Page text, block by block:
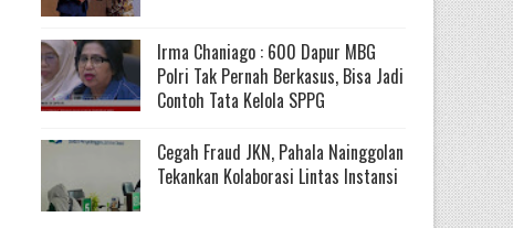
Irma Chaniago : 600 Dapur MBG
Polri Tak Pernah Berkasus, Bisa Jadi
Contoh Tata Kelola SPPG
Cegah Fraud JKN, Pahala Nainggolan
Tekankan Kolaborasi Lintas Instansi